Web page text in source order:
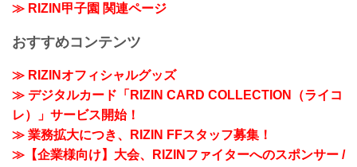
≫ RIZIN甲子園 関連ページ
おすすめコンテンツ
≫ RIZINオフィシャルグッズ
≫ デジタルカード「RIZIN CARD COLLECTION（ライコ
レ）」サービス開始！
≫ 業務拡大につき、RIZIN FFスタッフ募集！
≫【企業様向け】大会、RIZINファイターへのスポンサー /